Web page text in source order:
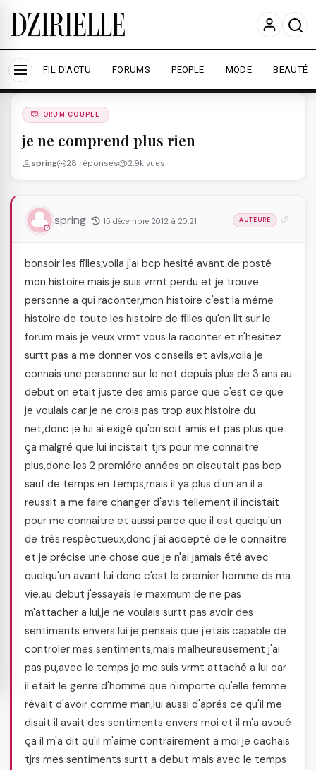
Nous utilisons des cookies pour améliorer votre
expérience et mesurer l'audience.
En savoir plus
Accepter tout Personnaliser
FIL D'ACTU FORUMS PEOPLE MODE BEAUTÉ
Forums
FORUM COUPLE
je ne comprend plus rien
spring 28 réponses 2.9k vues
spring 15 décembre 2012 à 20:21 AUTEURE
bonsoir les filles,voila j'ai bcp hesité avant de posté
mon histoire mais je suis vrmt perdu et je trouve
personne a qui raconter,mon histoire c'est la méme
histoire de toute les histoire de filles qu'on lit sur le
forum mais je veux vrmt vous la raconter et n'hesitez
surtt pas a me donner vos conseils et avis,voila je
connais une personne sur le net depuis plus de 3 ans au
debut on etait juste des amis parce que c'est ce que
je voulais car je ne crois pas trop aux histoire du
net,donc je lui ai exigé qu'on soit amis et pas plus que
ça malgré que lui incistait tjrs pour me connaitre
plus,donc les 2 premiére années on discutait pas bcp
sauf de temps en temps,mais il ya plus d'un an il a
reussit a me faire changer d'avis tellement il incistait
pour me connaitre et aussi parce que il est quelqu'un
de trés respéctueux,donc j'ai accepté de le connaitre
et je précise une chose que je n'ai jamais été avec
quelqu'un avant lui donc c'est le premier homme ds ma
vie,au debut j'essayais le maximum de ne pas
m'attacher a lui,je ne voulais surtt pas avoir des
sentiments envers lui je pensais que j'etais capable de
controler mes sentiments,mais malheureusement j'ai
pas pu,avec le temps je me suis vrmt attaché a lui car
il etait le genre d'homme que n'importe qu'elle femme
révait d'avoir comme mari,lui aussi d'aprés ce qu'il me
disait il avait des sentiments envers moi et il m'a avoué
ça il m'a dit qu'il m'aime contrairement a moi je cachais
tjrs mes sentiments surtt a debut mais avec le temps